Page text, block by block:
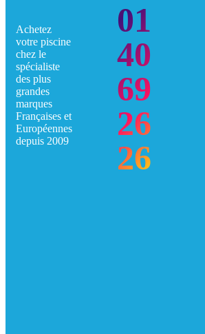
Achetez
votre piscine
chez le
spécialiste
des plus
grandes
marques
Françaises et
Européennes
depuis 2009
01
40
69
26
26